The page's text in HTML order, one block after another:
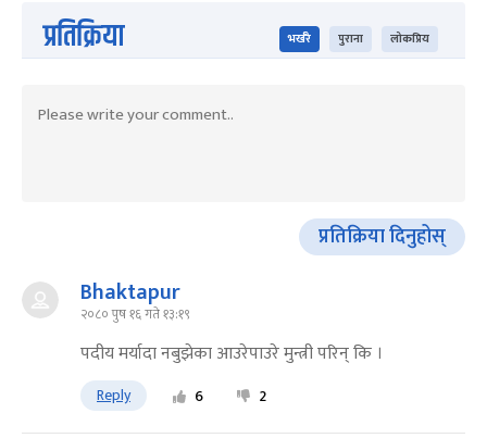
प्रतिक्रिया भर्खरै पुराना लोकप्रिय
प्रतिक्रिया दिनुहोस्
Bhaktapur
२०८० पुष १६ गते १३:१९
पदीय मर्यादा नबुझेका आउरेपाउरे मुन्त्री परिन् कि ।
Reply 6 2